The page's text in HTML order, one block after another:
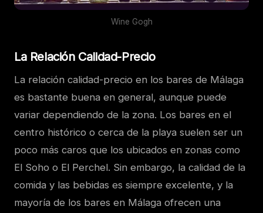
Wine Gogh
La Relación Calidad-Precio
La relación calidad-precio en los bares de Málaga
es bastante buena en general, aunque puede
variar dependiendo de la zona. Los bares en el
centro histórico o cerca de la playa suelen ser un
poco más caros que los ubicados en zonas como
El Soho o El Perchel. Sin embargo, la calidad de la
comida y las bebidas es siempre excelente, y la
mayoría de los bares en Málaga ofrecen una